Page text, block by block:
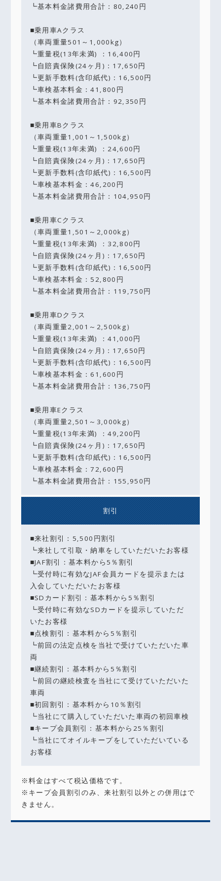
┗基本料金諸費用合計：80,240円
■乗用車Aクラス
（車両重量501～1,000kg）
┗重量税(13年未満) ：16,400円
┗自賠責保険(24ヶ月)：17,650円
┗更新手数料(含印紙代)：16,500円
┗車検基本料金：41,800円
┗基本料金諸費用合計：92,350円
■乗用車Bクラス
（車両重量1,001～1,500kg）
┗重量税(13年未満) ：24,600円
┗自賠責保険(24ヶ月)：17,650円
┗更新手数料(含印紙代)：16,500円
┗車検基本料金：46,200円
┗基本料金諸費用合計：104,950円
■乗用車Cクラス
（車両重量1,501～2,000kg）
┗重量税(13年未満) ：32,800円
┗自賠責保険(24ヶ月)：17,650円
┗更新手数料(含印紙代)：16,500円
┗車検基本料金：52,800円
┗基本料金諸費用合計：119,750円
■乗用車Dクラス
（車両重量2,001～2,500kg）
┗重量税(13年未満) ：41,000円
┗自賠責保険(24ヶ月)：17,650円
┗更新手数料(含印紙代)：16,500円
┗車検基本料金：61,600円
┗基本料金諸費用合計：136,750円
■乗用車Eクラス
（車両重量2,501～3,000kg）
┗重量税(13年未満) ：49,200円
┗自賠責保険(24ヶ月)：17,650円
┗更新手数料(含印紙代)：16,500円
┗車検基本料金：72,600円
┗基本料金諸費用合計：155,950円
割引
■来社割引：5,500円割引
┗来社して引取・納車をしていただいたお客様
■JAF割引：基本料から5％割引
┗受付時に有効なJAF会員カードを提示または
入会していただいたお客様
■SDカード割引：基本料から5％割引
┗受付時に有効なSDカードを提示していただ
いたお客様
■点検割引：基本料から5％割引
┗前回の法定点検を当社で受けていただいた車
両
■継続割引：基本料から5％割引
┗前回の継続検査を当社にて受けていただいた
車両
■初回割引：基本料から10％割引
┗当社にて購入していただいた車両の初回車検
■キープ会員割引：基本料から25％割引
┗当社にてオイルキープをしていただいている
お客様
※料金はすべて税込価格です。
※キープ会員割引のみ、来社割引以外との併用はで
きません。